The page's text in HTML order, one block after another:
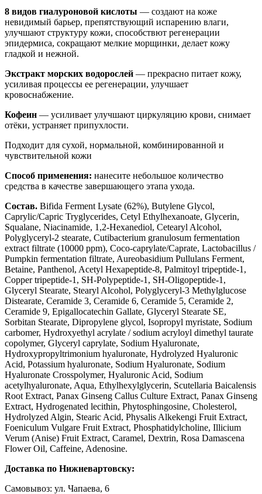
8 видов гиалуроновой кислоты — создают на коже
невидимый барьер, препятствующий испарению влаги,
улучшают структуру кожи, способствют регенерации
эпидермиса, сокращают мелкие морщинки, делает кожу
гладкой и нежной.
Экстракт морских водорослей — прекрасно питает кожу,
усиливая процессы ее регенерации, улучшает
кровоснабжение.
Кофеин — усиливает улучшают циркуляцию крови, снимает
отёки, устраняет припухлости.
Подходит для сухой, нормальной, комбинированной и
чувствительной кожи
Способ применения: нанесите небольшое количество
средства в качестве завершающего этапа ухода.
Состав. Bifida Ferment Lysate (62%), Butylene Glycol,
Caprylic/Capric Tryglycerides, Cetyl Ethylhexanoate, Glycerin,
Squalane, Niacinamide, 1,2-Hexanediol, Cetearyl Alcohol,
Polyglyceryl-2 stearate, Cutibacterium granulosum fermentation
extract filtrate (10000 ppm), Coco-caprylate/Caprate, Lactobacillus /
Pumpkin fermentation filtrate, Aureobasidium Pullulans Ferment,
Betaine, Panthenol, Acetyl Hexapeptide-8, Palmitoyl tripeptide-1,
Copper tripeptide-1, SH-Polypeptide-1, SH-Oligopeptide-1,
Glyceryl Stearate, Stearyl Alcohol, Polyglyceryl-3 Methylglucose
Distearate, Ceramide 3, Ceramide 6, Ceramide 5, Ceramide 2,
Ceramide 9, Epigallocatechin Gallate, Glyceryl Stearate SE,
Sorbitan Stearate, Dipropylene glycol, Isopropyl myristate, Sodium
carbomer, Hydroxyethyl acrylate / sodium acryloyl dimethyl taurate
copolymer, Glyceryl caprylate, Sodium Hyaluronate,
Hydroxypropyltrimonium hyaluronate, Hydrolyzed Hyaluronic
Acid, Potassium hyaluronate, Sodium Hyaluronate, Sodium
Hyaluronate Crosspolymer, Hyaluronic Acid, Sodium
acetylhyaluronate, Aqua, Ethylhexylglycerin, Scutellaria Baicalensis
Root Extract, Panax Ginseng Callus Culture Extract, Panax Ginseng
Extract, Hydrogenated lecithin, Phytosphingosine, Cholesterol,
Hydrolyzed Algin, Stearic Acid, Physalis Alkekengi Fruit Extract,
Foeniculum Vulgare Fruit Extract, Phosphatidylcholine, Illicium
Verum (Anise) Fruit Extract, Caramel, Dextrin, Rosa Damascena
Flower Oil, Caffeine, Adenosine.
Доставка по Нижневартовску:
Самовывоз: ул. Чапаева, 6